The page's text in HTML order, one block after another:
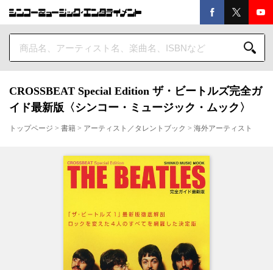
CROSSBEAT Special Edition ザ・ビートルズ完全ガ
イド最新版〈シンコー・ミュージック・ムック〉
トップページ > 書籍 > アーティスト／タレントブック > 海外アーティスト